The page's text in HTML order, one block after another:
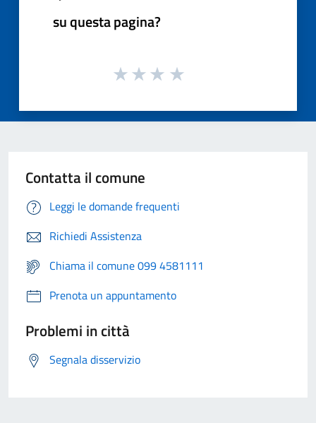
su questa pagina?
Contatta il comune
Leggi le domande frequenti
Richiedi Assistenza
Chiama il comune 099 4581111
Prenota un appuntamento
Problemi in città
Segnala disservizio